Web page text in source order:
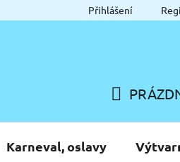
Přihlášení
KOŠÍK
Karneval, oslavy